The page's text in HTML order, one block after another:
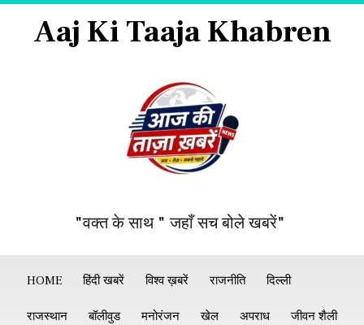
Aaj Ki Taaja Khabren
"वक्त के साथ " जहाँ सच बोले खबरें"
HOME हिंदी खबरें विश्व ख़बरें राजनीति दिल्ली
राजस्थान बॉलीवुड मनोरंजन खेल अपराध जीवन शैली